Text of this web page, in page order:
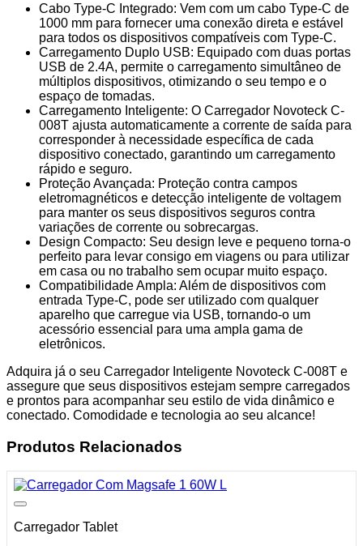
Cabo Type-C Integrado: Vem com um cabo Type-C de
1000 mm para fornecer uma conexão direta e estável
para todos os dispositivos compatíveis com Type-C.
Carregamento Duplo USB: Equipado com duas portas
USB de 2.4A, permite o carregamento simultâneo de
múltiplos dispositivos, otimizando o seu tempo e o
espaço de tomadas.
Carregamento Inteligente: O Carregador Novoteck C-
008T ajusta automaticamente a corrente de saída para
corresponder à necessidade específica de cada
dispositivo conectado, garantindo um carregamento
rápido e seguro.
Proteção Avançada: Proteção contra campos
eletromagnéticos e detecção inteligente de voltagem
para manter os seus dispositivos seguros contra
variações de corrente ou sobrecargas.
Design Compacto: Seu design leve e pequeno torna-o
perfeito para levar consigo em viagens ou para utilizar
em casa ou no trabalho sem ocupar muito espaço.
Compatibilidade Ampla: Além de dispositivos com
entrada Type-C, pode ser utilizado com qualquer
aparelho que carregue via USB, tornando-o um
acessório essencial para uma ampla gama de
eletrônicos.
Adquira já o seu Carregador Inteligente Novoteck C-008T e
assegure que seus dispositivos estejam sempre carregados
e prontos para acompanhar seu estilo de vida dinâmico e
conectado. Comodidade e tecnologia ao seu alcance!
Produtos Relacionados
Carregador Tablet